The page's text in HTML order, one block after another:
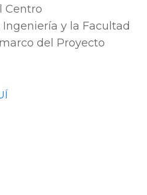
Centro
y la Facultad
del Proyecto